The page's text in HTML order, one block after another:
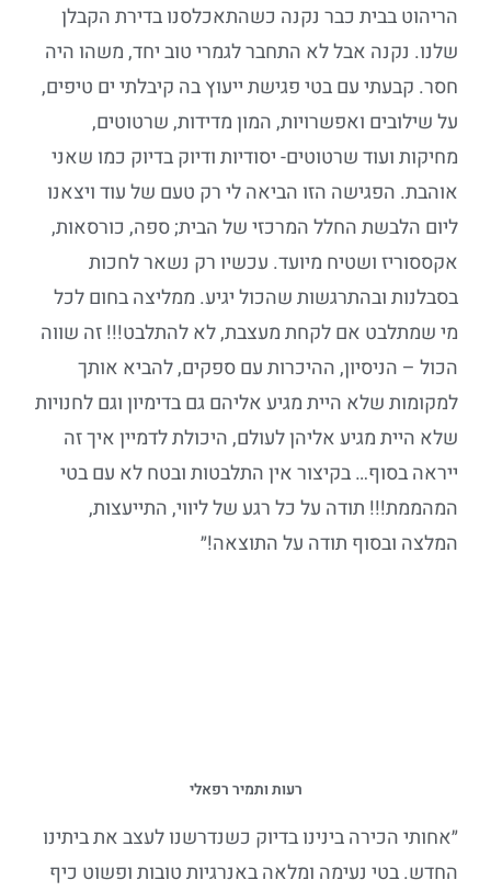
הריהוט בבית כבר נקנה כשהתאכלסנו בדירת הקבלן
שלנו. נקנה אבל לא התחבר לגמרי טוב יחד, משהו היה
חסר. קבעתי עם בטי פגישת ייעוץ בה קיבלתי ים טיפים,
על שילובים ואפשרויות, המון מדידות, שרטוטים,
מחיקות ועוד שרטוטים- יסודיות ודיוק בדיוק כמו שאני
אוהבת. הפגישה הזו הביאה לי רק טעם של עוד ויצאנו
ליום הלבשת החלל המרכזי של הבית; ספה, כורסאות,
אקססוריז ושטיח מיועד. עכשיו רק נשאר לחכות
בסבלנות ובהתרגשות שהכול יגיע. ממליצה בחום לכל
מי שמתלבט אם לקחת מעצבת, לא להתלבט!!! זה שווה
הכול – הניסיון, ההיכרות עם ספקים, להביא אותך
למקומות שלא היית מגיע אליהם גם בדימיון וגם לחנויות
שלא היית מגיע אליהן לעולם, היכולת לדמיין איך זה
ייראה בסוף… בקיצור אין התלבטות ובטח לא עם בטי
המהממת!!! תודה על כל רגע של ליווי, התייעצות,
המלצה ובסוף תודה על התוצאה!״
רעות ותמיר רפאלי
״אחותי הכירה בינינו בדיוק כשנדרשנו לעצב את ביתינו
החדש. בטי נעימה ומלאה באנרגיות טובות ופשוט כיף